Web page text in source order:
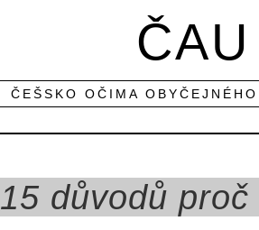
ČEŠSKO OČIMA
15 důvodů